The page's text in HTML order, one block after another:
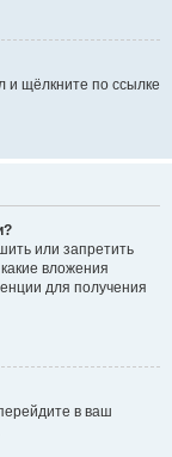
и щёлкните по ссылке
или запретить
вложения
для получения
в ваш